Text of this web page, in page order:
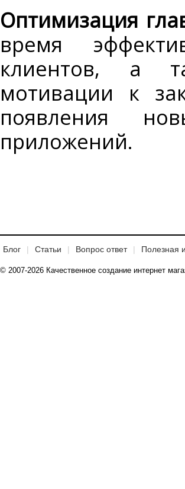
Оптимизация
время
клиентов, а
мотивации к
появления
приложений.
Блог Статьи Вопрос ответ Полезная
© 2007-2026 Качественное создание интернет